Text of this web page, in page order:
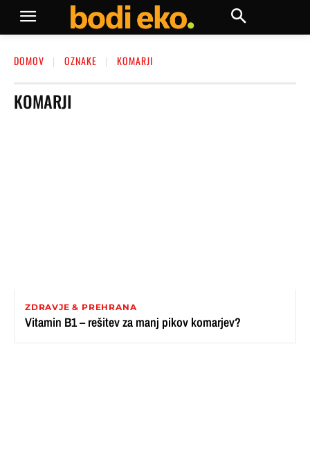
DOMOV OZNAKE KOMARJI
KOMARJI
ZDRAVJE & PREHRANA
Vitamin B1 – rešitev za manj pikov komarjev?